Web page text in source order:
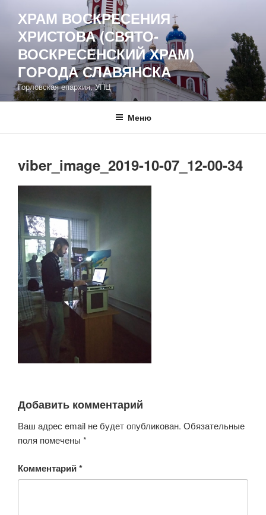
содержимому
ХРАМ ВОСКРЕСЕНИЯ
ХРИСТОВА (СВЯТО-
ВОСКРЕСЕНСКИЙ ХРАМ)
ГОРОДА СЛАВЯНСКА
Горловская епархия, УПЦ
Меню
viber_image_2019-10-07_12-00-34
Добавить комментарий
Ваш адрес email не будет опубликован. Обязательные
поля помечены *
Комментарий*